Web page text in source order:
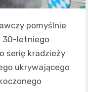
pomyślnie
30-letniego
serię kradzieży
ukrywającego